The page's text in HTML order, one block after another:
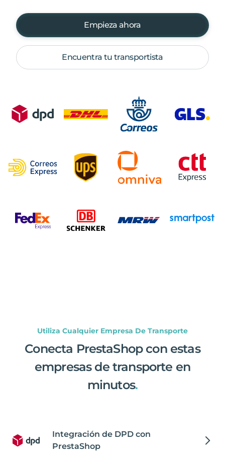
Empieza ahora
Encuentra tu transportista
Utiliza Cualquier Empresa De Transporte
Conecta PrestaShop con estas
empresas de transporte en
minutos.
Integración de DPD con
PrestaShop